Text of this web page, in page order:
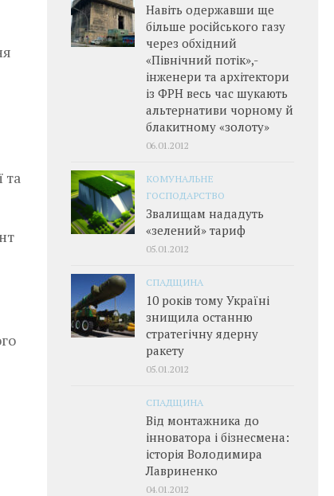
та
Навіть одержавши ще
більше російського газу
через обхідний
«Північний потік»,­
інженери та архітектори
із ФРН весь час шукають
альтернативи чорному й
блакитному «золоту»
06.01.2012
КОМУНАЛЬНЕ
ГОСПОДАРСТВО
Звалищам нададуть
«зелений» тариф
05.01.2012
СПАДЩИНА
10 років тому Україні
знищила останню
стратегічну ядерну
ракету
05.01.2012
СПАДЩИНА
Від монтажника до
інноватора і бізнесмена:
історія Володимира
Лавриненко
04.01.2012